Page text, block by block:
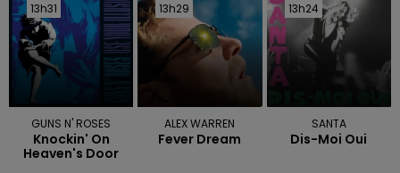
13h31
13h31
GUNS N' ROSES
Knockin' On
Heaven's Door
13h29
13h29
ALEX WARREN
Fever Dream
13h24
13h24
SANTA
Dis-Moi Oui